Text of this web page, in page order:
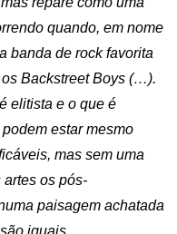
quando, em nome
banda de rock favorita
Backstreet Boys (…).
elitista e o que é
estar mesmo
mas sem uma
os pós-
paisagem achatada
iguais.